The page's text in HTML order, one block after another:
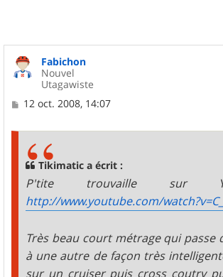
Fabichon
Nouvel
Utagawiste
M12 oct. 2008, 14:07
Tikimatic a écrit :
P'tite trouvaille sur
http://www.youtube.com/
Très beau court métrage qui passe
à une autre de façon très
sur un cruiser puis cross coutry